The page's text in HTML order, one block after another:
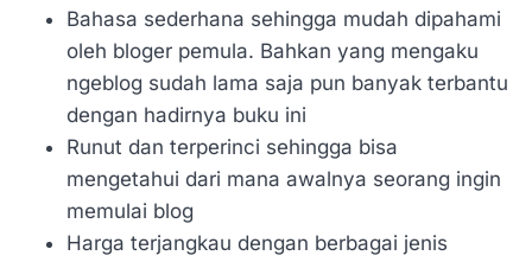
Bahasa sederhana sehingga mudah dipahami
oleh bloger pemula. Bahkan yang mengaku
ngeblog sudah lama saja pun banyak terbantu
dengan hadirnya buku ini
Runut dan terperinci sehingga bisa
mengetahui dari mana awalnya seorang ingin
memulai blog
Harga terjangkau dengan berbagai jenis